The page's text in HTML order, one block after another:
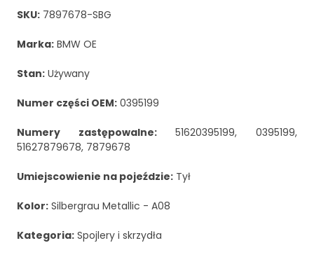
SKU: 7897678-SBG
Marka: BMW OE
Stan: Używany
Numer części OEM: 0395199
Numery zastępowalne:51620395199, 0395199,
51627879678, 7879678
Umiejscowienie na pojeździe: Tył
Kolor: Silbergrau Metallic - A08
Kategoria: Spojlery i skrzydła